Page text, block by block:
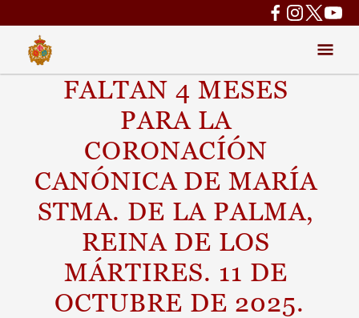
FALTAN 4 MESES
PARA LA
CORONACÍÓN
CANÓNICA DE MARÍA
STMA. DE LA PALMA,
REINA DE LOS
MÁRTIRES. 11 DE
OCTUBRE DE 2025.